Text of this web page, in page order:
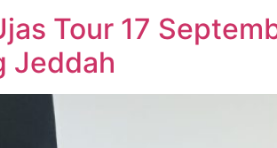
Tour 17
Jeddah